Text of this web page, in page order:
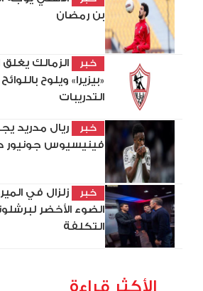
بن رمضان
خبر
الزمالك يغلق
«بيزيرا» ويلوح
التدريبات
خبر
ريال مدريد
فينيسيوس جونيور حتى
خبر
زلزال في
الضوء الأخضر
التكلفة
الأكثر قراءة